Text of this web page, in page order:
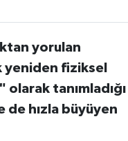
yorulan
yeniden fiziksel
tanımladığı
hızla büyüyen